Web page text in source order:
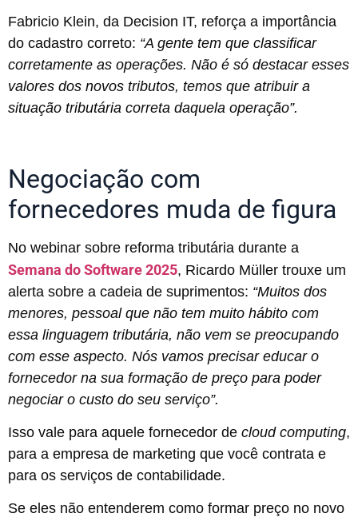
Fabricio Klein, da Decision IT, reforça a importância
do cadastro correto: “A gente tem que classificar
corretamente as operações. Não é só destacar esses
valores dos novos tributos, temos que atribuir a
situação tributária correta daquela operação”.
Negociação com
fornecedores muda de figura
No webinar sobre reforma tributária durante a
Semana do Software 2025, Ricardo Müller trouxe um
alerta sobre a cadeia de suprimentos: “Muitos dos
menores, pessoal que não tem muito hábito com
essa linguagem tributária, não vem se preocupando
com esse aspecto. Nós vamos precisar educar o
fornecedor na sua formação de preço para poder
negociar o custo do seu serviço”.
Isso vale para aquele fornecedor de cloud computing,
para a empresa de marketing que você contrata e
para os serviços de contabilidade.
Se eles não entenderem como formar preço no novo